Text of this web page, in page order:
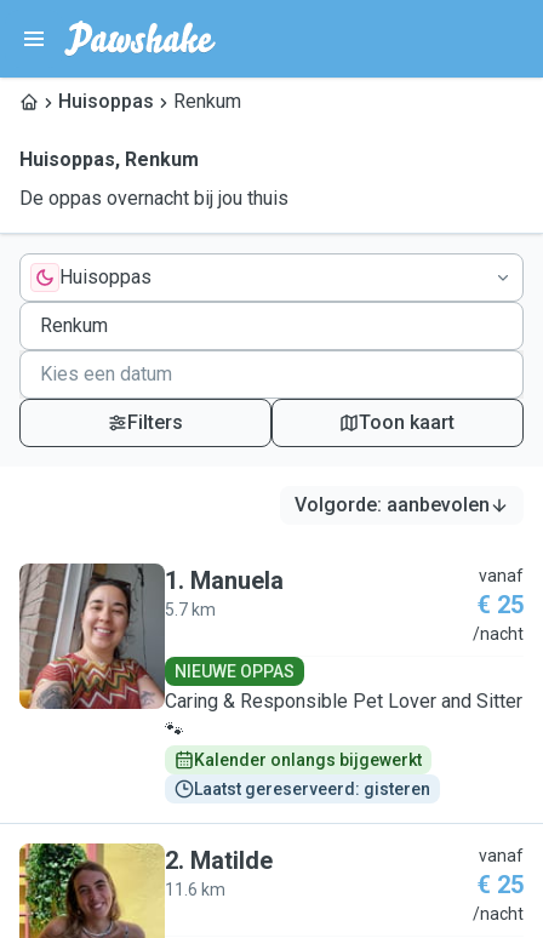
Huisoppas Renkum
Huisoppas, Renkum
De oppas overnacht bij jou thuis
Huisoppas
Filters Toon kaart
Volgorde: aanbevolen
M
1. Manuela
5.7 km
vanaf
€ 25
/nacht
NIEUWE OPPAS
Caring & Responsible Pet Lover and Sitter
🐾
Kalender onlangs bijgewerkt
Laatst gereserveerd: gisteren
M
2. Matilde
11.6 km
vanaf
€ 25
/nacht